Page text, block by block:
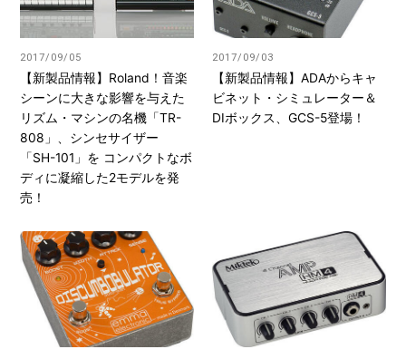
2017/09/05
【新製品情報】Roland！音楽
シーンに大きな影響を与えた
リズム・マシンの名機「TR-
808」、シンセサイザー
「SH-101」を コンパクトなボ
ディに凝縮した2モデルを発
売！
2017/09/03
【新製品情報】ADAからキャ
ビネット・シミュレーター＆
DIボックス、GCS-5登場！